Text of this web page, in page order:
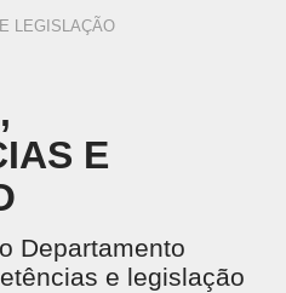
LEGISLAÇÃO
E
Departamento
e legislação